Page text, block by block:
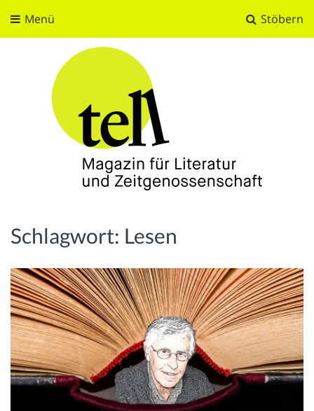
Stöbern
Menü
Schlagwort: Lesen